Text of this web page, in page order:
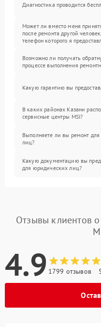
Диагностика проводится
Может ли вместо меня
после ремонта другой
телефон которого я
Возможно ли получать
процессе выполнения
Какую гарантию вы
В каких районах Казани
сервисные центры MSI?
Выполняете ли вы ремонт
лиц?
Какую документацию вы
для юридических лиц?
Отзывы клиентов
4.9 1799 отзывов